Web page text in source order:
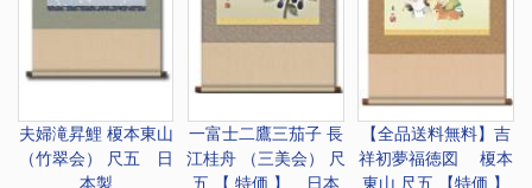
夫婦滝昇鯉 榎本東山
（竹翠会） 尺五 日
本製
一富士二鷹三茄子 長
江桂舟 （三美会） 尺
五 【 特価 】 日本
【全品送料無料】吉
祥初夢福徳図 榎本
東山 尺五 【特価 】